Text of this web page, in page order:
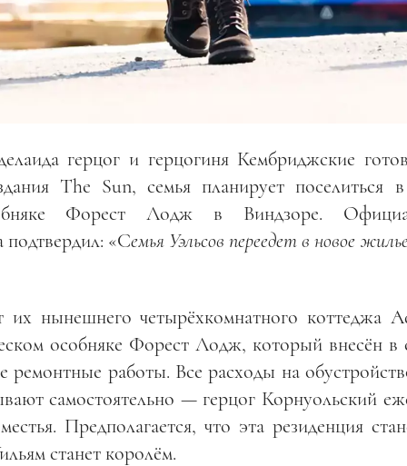
герцог и герцогиня Кембриджские
The Sun, семья планирует поселиться
Форест Лодж в Виндзоре.
подтвердил: «Семья Уэльсов переедет в новое
нынешнего четырёхкомнатного коттеджа
особняке Форест Лодж, который внесён в
ремонтные работы. Все расходы на
самостоятельно — герцог Корнуольский
Предполагается, что эта резиденция
станет королём.